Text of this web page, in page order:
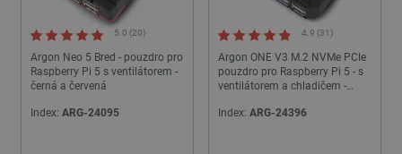
Argon Neo 5 Bred - pouzdro pro
Raspberry Pi 5 s ventilátorem -
černá a červená
5.0 (20)
Index: ARG-24095
Argon ONE V3 M.2 NVMe PCIe
pouzdro pro Raspberry Pi 5 - s
ventilátorem a chladičem -
4.9 (31)
Index: ARG-24396